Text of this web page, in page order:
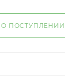
ПОСТУПЛЕНИИ